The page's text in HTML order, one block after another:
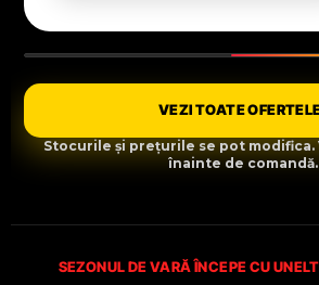
VEZI TOATE
Stocurile și prețurile se pot modifica.
înainte de comandă.
SEZONUL DE VARĂ ÎNCEPE CU